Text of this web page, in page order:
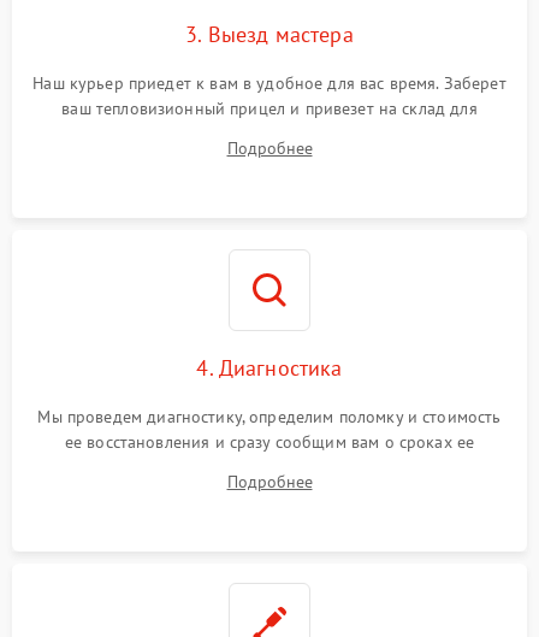
3. Выезд мастера
Наш курьер приедет к вам в удобное для вас время. Заберет
ваш тепловизионный прицел и привезет на склад для
Подробнее
4. Диагностика
Мы проведем диагностику, определим поломку и стоимость
ее восстановления и сразу сообщим вам о сроках ее
Подробнее